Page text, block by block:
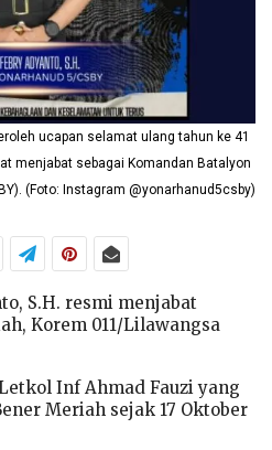
ucapan selamat ulang tahun ke 41
menjabat sebagai Komandan Batalyon
(Foto: Instagram @yonarhanud5csby)
S.H. resmi menjabat
Korem 011/Lilawangsa
Inf Ahmad Fauzi yang
Meriah sejak 17 Oktober